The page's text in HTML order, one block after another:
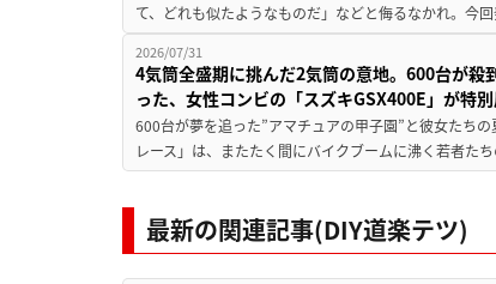
て、どれも似たようなものだ」などと侮るなかれ。今
2026/07/31
4気筒全盛期に挑んだ2気筒の意地。600台が
った、女性コンビの「スズキGSX400E」が特
600台が夢を追った”アマチュアの甲子園”と彼女たち
レース」は、またたく間にバイクブームに沸く若者た
最新の関連記事(DIY道楽テツ)